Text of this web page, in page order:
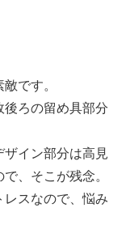
です。
ろの留め具部分
イン部分は高見
、そこが残念。
スなので、悩み